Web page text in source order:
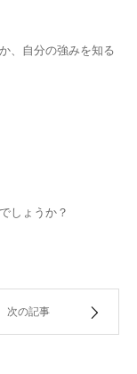
、自分の強みを知る
しょうか？
次の記事